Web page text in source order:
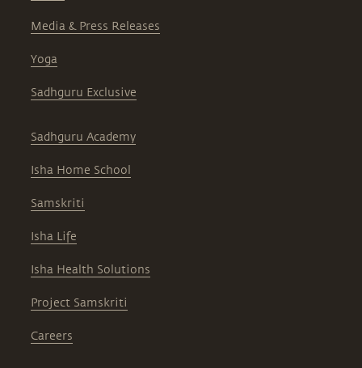
Media & Press Releases
Yoga
Sadhguru Exclusive
Sadhguru Academy
Isha Home School
Samskriti
Isha Life
Isha Health Solutions
Project Samskriti
Careers